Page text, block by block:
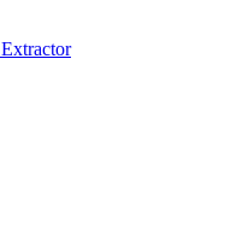
Extractor